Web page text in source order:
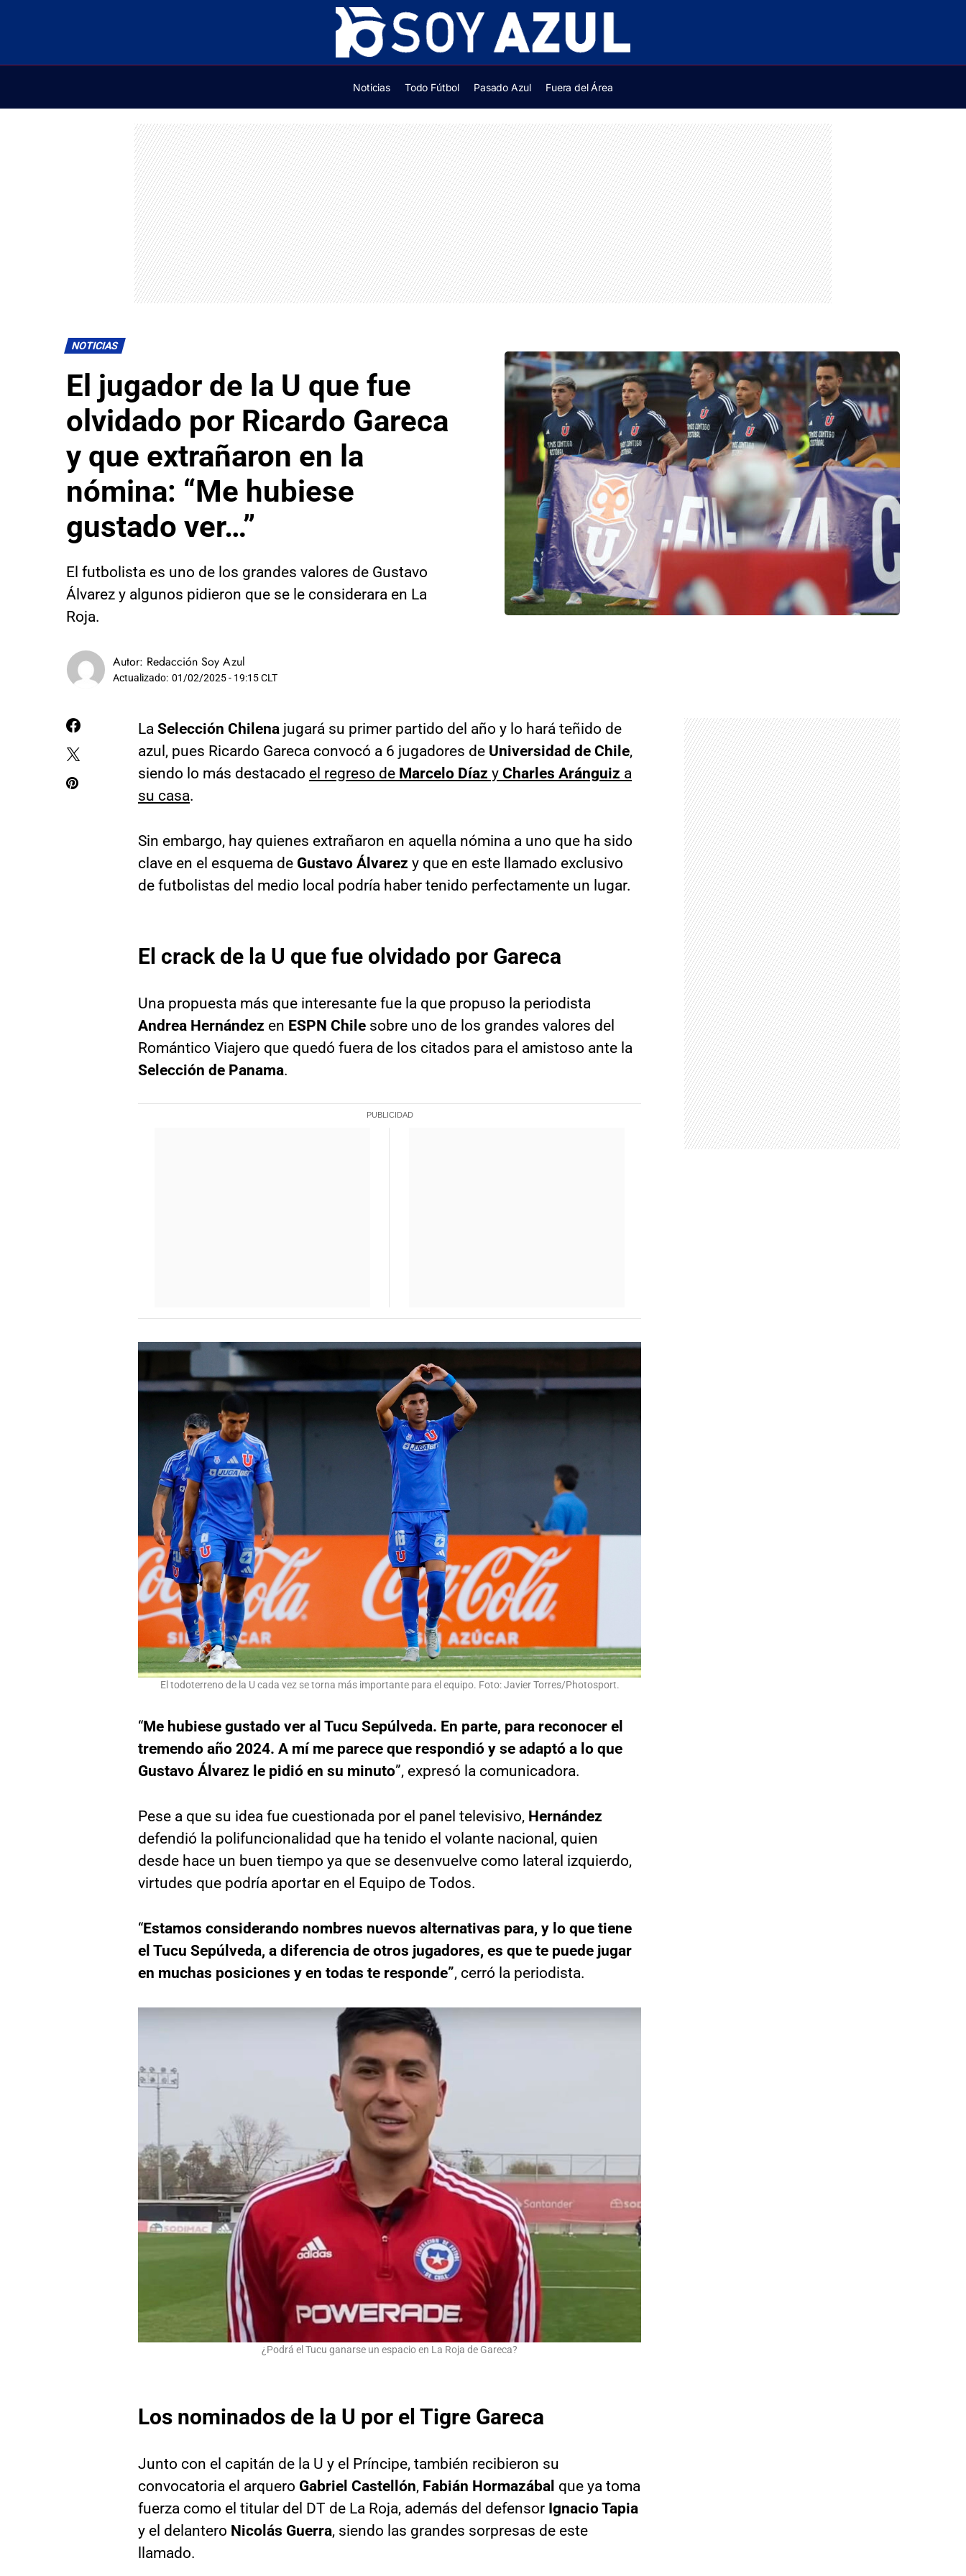
Noticias Todo Fútbol Pasado Azul Fuera del Área
NOTICIAS
El jugador de la U que fue
olvidado por Ricardo Gareca
y que extrañaron en la
nómina: “Me hubiese
gustado ver…”
El futbolista es uno de los grandes valores de Gustavo
Álvarez y algunos pidieron que se le considerara en La
Roja.
Autor: Redacción Soy Azul
Actualizado: 01/02/2025 - 19:15 CLT
La Selección Chilena jugará su primer partido del año y lo hará teñido de
azul, pues Ricardo Gareca convocó a 6 jugadores de Universidad de Chile,
siendo lo más destacado el regreso de Marcelo Díaz y Charles Aránguiz a
su casa.
Sin embargo, hay quienes extrañaron en aquella nómina a uno que ha sido
clave en el esquema de Gustavo Álvarez y que en este llamado exclusivo
de futbolistas del medio local podría haber tenido perfectamente un lugar.
El crack de la U que fue olvidado por Gareca
Una propuesta más que interesante fue la que propuso la periodista
Andrea Hernández en ESPN Chile sobre uno de los grandes valores del
Romántico Viajero que quedó fuera de los citados para el amistoso ante la
Selección de Panama.
El todoterreno de la U cada vez se torna más importante para el equipo. Foto: Javier Torres/Photosport.
“Me hubiese gustado ver al Tucu Sepúlveda. En parte, para reconocer el
tremendo año 2024. A mí me parece que respondió y se adaptó a lo que
Gustavo Álvarez le pidió en su minuto”, expresó la comunicadora.
Pese a que su idea fue cuestionada por el panel televisivo, Hernández
defendió la polifuncionalidad que ha tenido el volante nacional, quien
desde hace un buen tiempo ya que se desenvuelve como lateral izquierdo,
virtudes que podría aportar en el Equipo de Todos.
“Estamos considerando nombres nuevos alternativas para, y lo que tiene
el Tucu Sepúlveda, a diferencia de otros jugadores, es que te puede jugar
en muchas posiciones y en todas te responde”, cerró la periodista.
¿Podrá el Tucu ganarse un espacio en La Roja de Gareca?
Los nominados de la U por el Tigre Gareca
Junto con el capitán de la U y el Príncipe, también recibieron su
convocatoria el arquero Gabriel Castellón, Fabián Hormazábal que ya toma
fuerza como el titular del DT de La Roja, además del defensor Ignacio Tapia
y el delantero Nicolás Guerra, siendo las grandes sorpresas de este
llamado.